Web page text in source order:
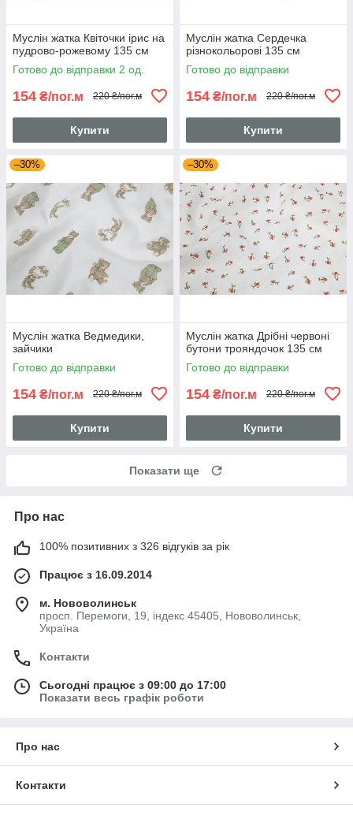
Муслін жатка Квіточки ірис на
пудрово-рожевому 135 см
Готово до відправки 2 од.
154 ₴/пог.м 220 ₴/пог.м
Купити
Муслін жатка Сердечка
різнокольорові 135 см
Готово до відправки
154 ₴/пог.м 220 ₴/пог.м
Купити
–30%
Муслін жатка Ведмедики,
зайчики
Готово до відправки
154 ₴/пог.м 220 ₴/пог.м
Купити
–30%
Муслін жатка Дрібні червоні
бутони трояндочок 135 см
Готово до відправки
154 ₴/пог.м 220 ₴/пог.м
Купити
Показати ще
Про нас
100% позитивних з 326 відгуків за рік
Працює з 16.09.2014
м. Нововолинськ
просп. Перемоги, 19, індекс 45405, Нововолинськ,
Україна
Контакти
Сьогодні працює з 09:00 до 17:00
Показати весь графік роботи
Про нас
Контакти